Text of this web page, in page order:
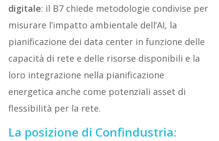
digitale: il B7 chiede metodologie condivise per
misurare l’impatto ambientale dell’AI, la
pianificazione dei data center in funzione delle
capacità di rete e delle risorse disponibili e la
loro integrazione nella pianificazione
energetica anche come potenziali asset di
flessibilità per la rete.
La posizione di Confindustria: